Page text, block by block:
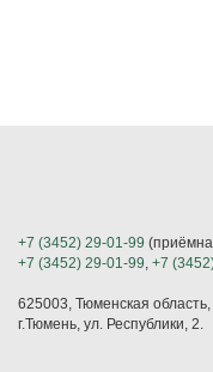
+7 (3452) 29-01-99
+7 (3452) 29-01-99, +7
625003, Тюменская область,
г.Тюмень, ул. Республики, 2.